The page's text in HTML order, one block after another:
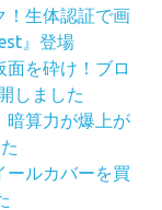
！生体認証で画
』登場
面を砕け！ブロ
しました
暗算力が爆上が
ールカバーを買